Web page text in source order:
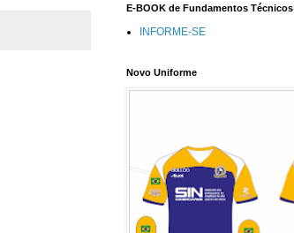
E-BOOK de Fundamentos Técnicos
INFORME-SE
Novo Uniforme